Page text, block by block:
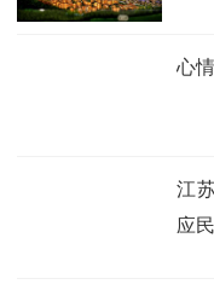
心
江
应